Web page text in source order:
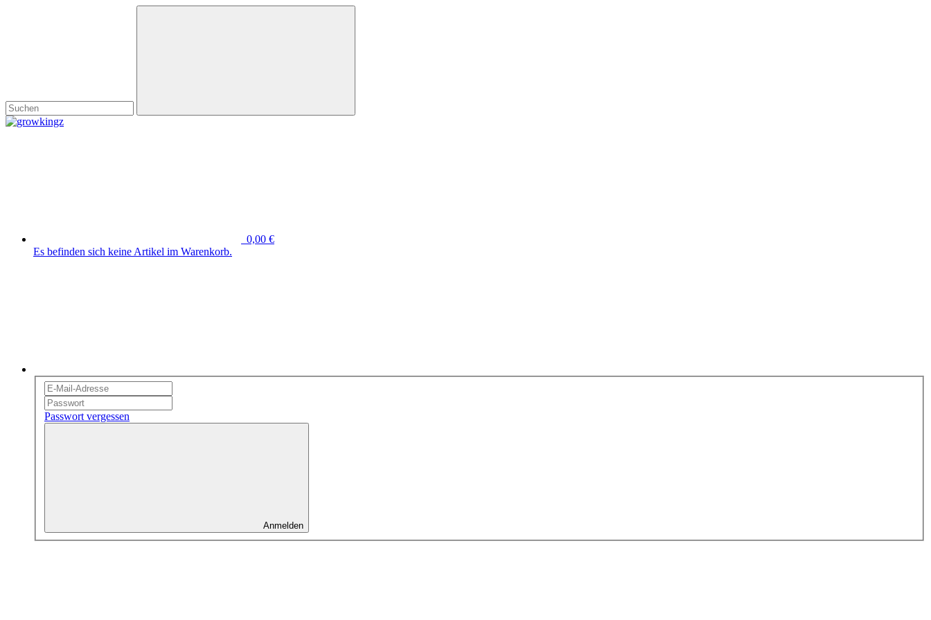
0,00 €
Es befinden sich keine Artikel im Warenkorb.
Passwort vergessen
Anmelden